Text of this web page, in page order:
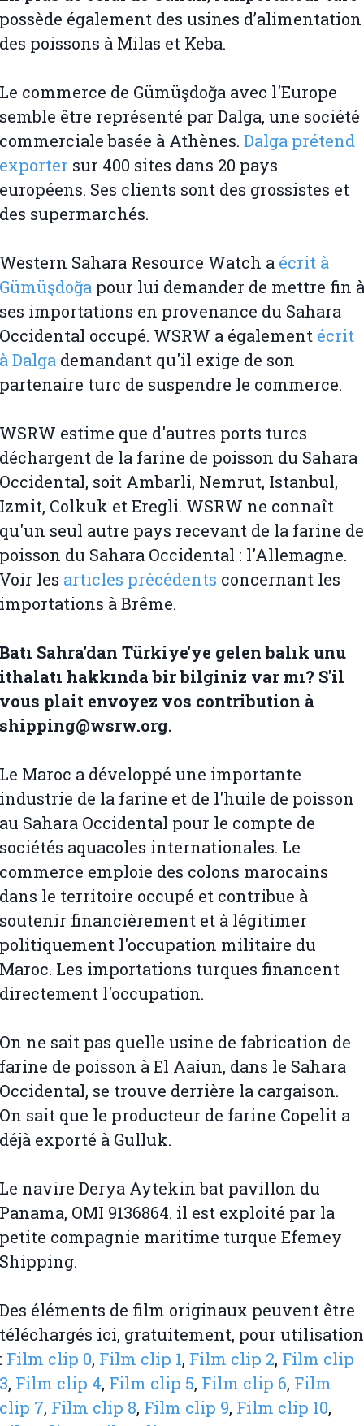
possède également des usines d’alimentation
des poissons à Milas et Keba.
Le commerce de Gümüşdoğa avec l'Europe
semble être représenté par Dalga, une société
commerciale basée à Athènes. Dalga prétend
exporter sur 400 sites dans 20 pays
européens. Ses clients sont des grossistes et
des supermarchés.
Western Sahara Resource Watch a écrit à
Gümüşdoğa pour lui demander de mettre fin à
ses importations en provenance du Sahara
Occidental occupé. WSRW a également écrit
à Dalga demandant qu'il exige de son
partenaire turc de suspendre le commerce.
WSRW estime que d'autres ports turcs
déchargent de la farine de poisson du Sahara
Occidental, soit Ambarli, Nemrut, Istanbul,
Izmit, Colkuk et Eregli. WSRW ne connaît
qu'un seul autre pays recevant de la farine de
poisson du Sahara Occidental : l'Allemagne.
Voir les articles précédents concernant les
importations à Brême.
Batı Sahra'dan Türkiye'ye gelen balık unu
ithalatı hakkında bir bilginiz var mı? S'il
vous plait envoyez vos contribution à
shipping@wsrw.org.
Le Maroc a développé une importante
industrie de la farine et de l'huile de poisson
au Sahara Occidental pour le compte de
sociétés aquacoles internationales. Le
commerce emploie des colons marocains
dans le territoire occupé et contribue à
soutenir financièrement et à légitimer
politiquement l'occupation militaire du
Maroc. Les importations turques financent
directement l'occupation.
On ne sait pas quelle usine de fabrication de
farine de poisson à El Aaiun, dans le Sahara
Occidental, se trouve derrière la cargaison.
On sait que le producteur de farine Copelit a
déjà exporté à Gulluk.
Le navire Derya Aytekin bat pavillon du
Panama, OMI 9136864. il est exploité par la
petite compagnie maritime turque Efemey
Shipping.
Des éléments de film originaux peuvent être
téléchargés ici, gratuitement, pour utilisation
: Film clip 0, Film clip 1, Film clip 2, Film clip
3, Film clip 4, Film clip 5, Film clip 6, Film
clip 7, Film clip 8, Film clip 9, Film clip 10,